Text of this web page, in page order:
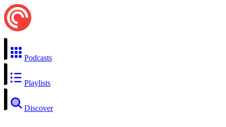
Podcasts
Playlists
Discover